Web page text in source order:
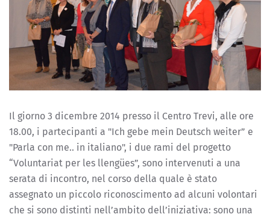
Il giorno 3 dicembre 2014 presso il Centro Trevi, alle ore
18.00, i partecipanti a "Ich gebe mein Deutsch weiter” e
"Parla con me.. in italiano", i due rami del progetto
“Voluntariat per les llengües”, sono intervenuti a una
serata di incontro, nel corso della quale è stato
assegnato un piccolo riconoscimento ad alcuni volontari
che si sono distinti nell’ambito dell’iniziativa: sono una